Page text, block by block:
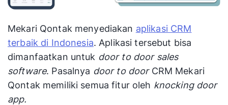
Mekari Qontak menyediakan aplikasi CRM
terbaik di Indonesia. Aplikasi tersebut bisa
dimanfaatkan untuk door to door sales
software. Pasalnya door to doorCRM Mekari
Qontak memiliki semua fitur oleh knocking door
app.